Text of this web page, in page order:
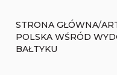
STRONA GŁÓWNA/
POLSKA WŚRÓD
BAŁTYKU